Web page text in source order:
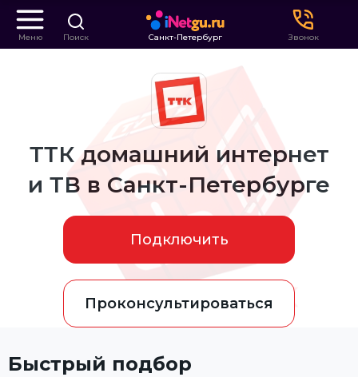
Меню Поиск Санкт-Петербург Звонок
ТТК домашний интернет
и ТВ в Санкт-Петербурге
Подключить
Проконсультироваться
Быстрый подбор